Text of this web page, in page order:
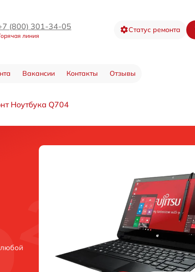
(800) 301-34-05
линия
Статус ремонта
Вакансии Контакты Отзывы
Ноутбука Q704